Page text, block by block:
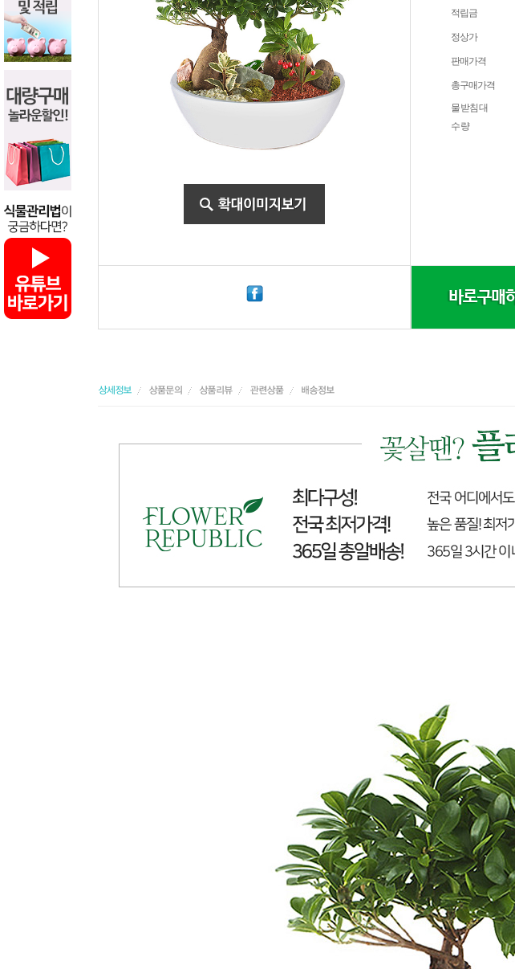
적립금
정상가
판매가격
총구매가격
물받침대
수량